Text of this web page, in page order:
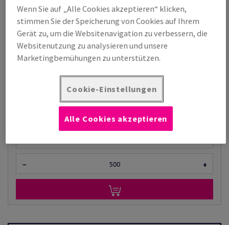
Conqueror Glatt DL 220 x 110 mm bandiert, ohne Fenster,, oyster,
Haftklebestreifen, 120g/m2, woodfree ECF with 15% cotton,
Schachtel zu 500 Stück, FSC Mix Credit
Produktinformation
Produkt weiterempfehlen
Listenpreis
LIEFERZEIT 2-3 TAGE
Mengeneinheiten
− +
Wenn Sie auf „Alle Cookies akzeptieren“ klicken,
stimmen Sie der Speicherung von Cookies auf Ihrem
Gerät zu, um die Websitenavigation zu verbessern, die
Websitenutzung zu analysieren und unsere
Marketingbemühungen zu unterstützen.
Cookie-Einstellungen
Alle Cookies akzeptieren